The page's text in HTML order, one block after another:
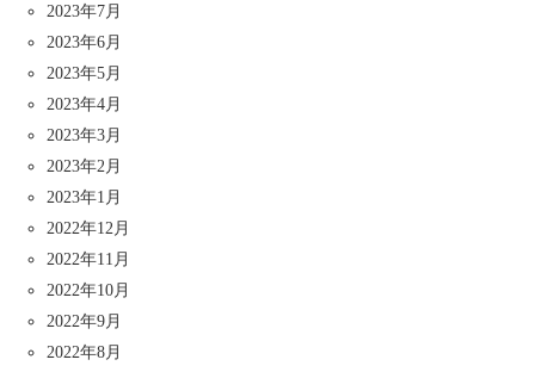
2023年7月
2023年6月
2023年5月
2023年4月
2023年3月
2023年2月
2023年1月
2022年12月
2022年11月
2022年10月
2022年9月
2022年8月